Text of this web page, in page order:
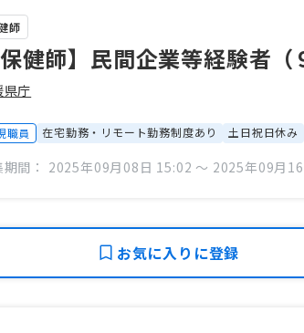
師
保健師】民間企業等経験者（
県庁
職員 在宅勤務・リモート勤務制度あり 土日祝日休み
期間： 2025年09月08日 15:02 〜 2025年09月
お気に入りに登録